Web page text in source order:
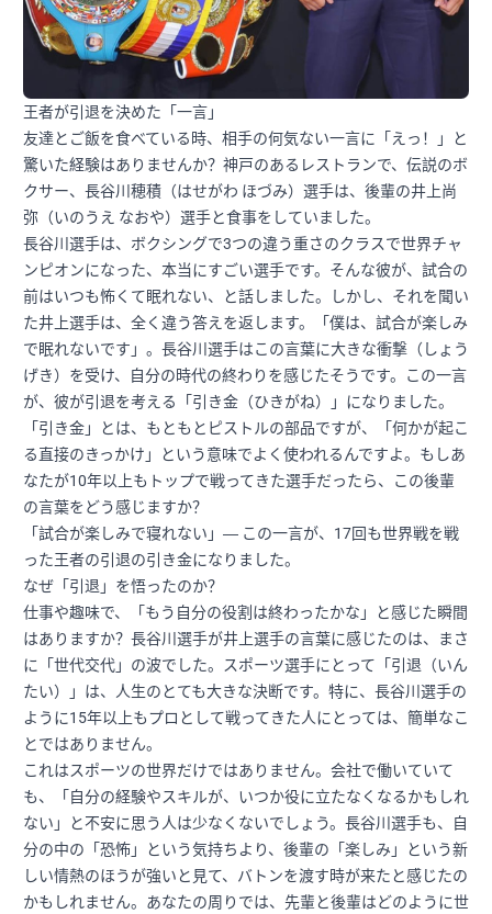
王者が引退を決めた「一言」
友達とご飯を食べている時、相手の何気ない一言に「えっ！」と
驚いた経験はありませんか？神戸のあるレストランで、伝説のボ
クサー、長谷川穂積（はせがわ ほづみ）選手は、後輩の井上尚
弥（いのうえ なおや）選手と食事をしていました。
長谷川選手は、ボクシングで3つの違う重さのクラスで世界チャ
ンピオンになった、本当にすごい選手です。そんな彼が、試合の
前はいつも怖くて眠れない、と話しました。しかし、それを聞い
た井上選手は、全く違う答えを返します。「僕は、試合が楽しみ
で眠れないです」。長谷川選手はこの言葉に大きな衝撃（しょう
げき）を受け、自分の時代の終わりを感じたそうです。この一言
が、彼が引退を考える「引き金（ひきがね）」になりました。
「引き金」とは、もともとピストルの部品ですが、「何かが起こ
る直接のきっかけ」という意味でよく使われるんですよ。もしあ
なたが10年以上もトップで戦ってきた選手だったら、この後輩
の言葉をどう感じますか？
「試合が楽しみで寝れない」― この一言が、17回も世界戦を戦
った王者の引退の引き金になりました。
なぜ「引退」を悟ったのか？
仕事や趣味で、「もう自分の役割は終わったかな」と感じた瞬間
はありますか？長谷川選手が井上選手の言葉に感じたのは、まさ
に「世代交代」の波でした。スポーツ選手にとって「引退（いん
たい）」は、人生のとても大きな決断です。特に、長谷川選手の
ように15年以上もプロとして戦ってきた人にとっては、簡単なこ
とではありません。
これはスポーツの世界だけではありません。会社で働いていて
も、「自分の経験やスキルが、いつか役に立たなくなるかもしれ
ない」と不安に思う人は少なくないでしょう。長谷川選手も、自
分の中の「恐怖」という気持ちより、後輩の「楽しみ」という新
しい情熱のほうが強いと見て、バトンを渡す時が来たと感じたの
かもしれません。あなたの周りでは、先輩と後輩はどのように世